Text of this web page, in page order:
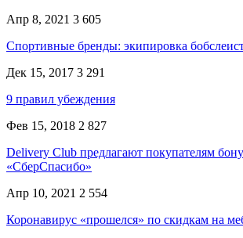
Апр 8, 2021 3 605
Спортивные бренды: экипировка
Дек 15, 2017 3 291
9 правил убеждения
Фев 15, 2018 2 827
Delivery Club предлагают покупателям
«СберСпасибо»
Апр 10, 2021 2 554
Коронавирус «прошелся» по скидкам на